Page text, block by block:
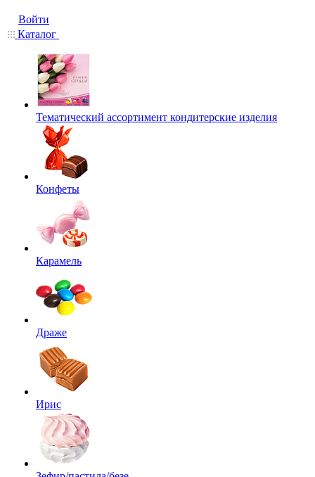
Войти
Каталог
Тематический ассортимент кондитерские изделия
Конфеты
Карамель
Драже
Ирис